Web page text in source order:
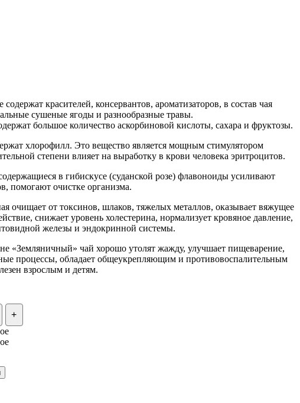
красителей, консервантов, ароматизаторов, в состав чая
сушеные ягоды и разнообразные травы.
большое количество аскорбиновой кислоты, сахара и фруктозы.
хлорофилл. Это вещество является мощным стимулятором
степени влияет на выработку в крови человека эритроцитов.
в гибискусе (суданской розе) флавоноиды усиливают
помогают очистке организма.
очищает от токсинов, шлаков, тяжелых металлов, оказывает вяжущее
снижает уровень холестерина, нормализует кровяное давление,
железы и эндокринной системы.
«Земляничный» чай хорошо утолят жажду, улучшает пищеварение,
процессы, обладает общеукрепляющим и противовоспалительным
взрослым и детям.
+